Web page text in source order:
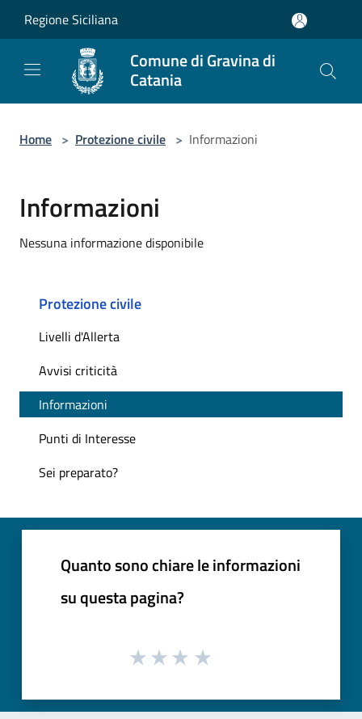
Regione Siciliana
Comune di Gravina di
Catania
Home > Protezione civile > Informazioni
Informazioni
Nessuna informazione disponibile
Protezione civile
Livelli d'Allerta
Avvisi criticità
Informazioni
Punti di Interesse
Sei preparato?
Quanto sono chiare le informazioni
su questa pagina?